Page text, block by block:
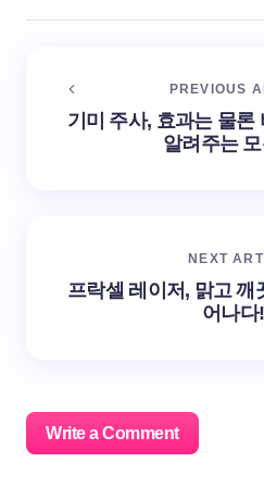
PREVIOUS
기미 주사, 효과는 물론
알려주는
NEXT
프락셀 레이저, 맑고 깨
어나다
Write a Comment